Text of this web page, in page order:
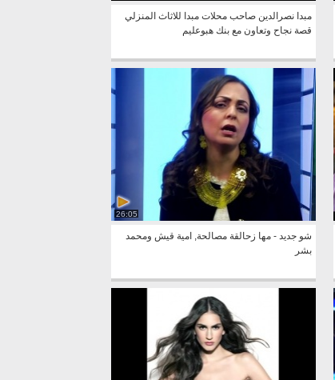
مبدا نصرالدين صاحب محلات مبدا للاثاث المنزلي
قصة نجاح وتعاون مع بنك هبوعليم
26:05
شو جديد - مها زحالقة مصالحة, امية قيش ومحمد
بشر